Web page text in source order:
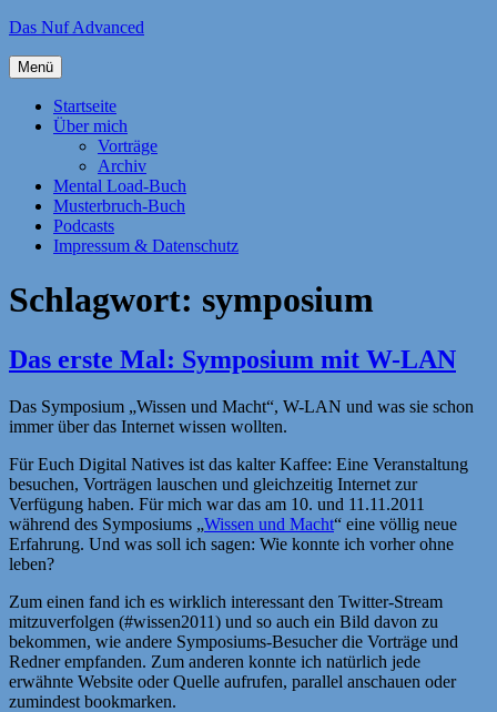
Zum
springen
Das Nuf Advanced
Menü
Startseite
Über mich
Vorträge
Archiv
Mental Load-Buch
Musterbruch-Buch
Podcasts
Impressum & Datenschutz
Schlagwort: symposium
Das erste Mal: Symposium mit W-LAN
Das Symposium „Wissen und Macht“, W-LAN und was sie schon
immer über das Internet wissen wollten.
Für Euch Digital Natives ist das kalter Kaffee: Eine Veranstaltung
besuchen, Vorträgen lauschen und gleichzeitig Internet zur
Verfügung haben. Für mich war das am 10. und 11.11.2011
während des Symposiums „Wissen und Macht“ eine völlig neue
Erfahrung. Und was soll ich sagen: Wie konnte ich vorher ohne
leben?
Zum einen fand ich es wirklich interessant den Twitter-Stream
mitzuverfolgen (#wissen2011) und so auch ein Bild davon zu
bekommen, wie andere Symposiums-Besucher die Vorträge und
Redner empfanden. Zum anderen konnte ich natürlich jede
erwähnte Website oder Quelle aufrufen, parallel anschauen oder
zumindest bookmarken.